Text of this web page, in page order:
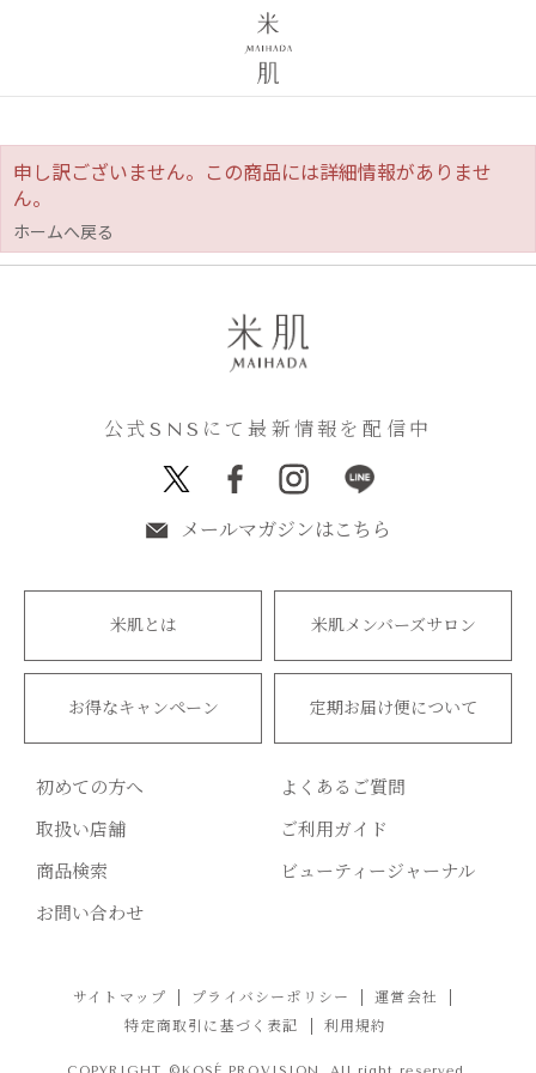
申し訳ございません。この商品には詳細情報がありませ
ん。
ホームへ戻る
公式SNSにて最新情報を配信中
メールマガジンはこちら
米肌とは 米肌メンバーズサロン
お得なキャンペーン 定期お届け便について
初めての方へ
よくあるご質問
取扱い店舗
ご利用ガイド
商品検索
ビューティージャーナル
お問い合わせ
サイトマップ プライバシーポリシー
運営会社
特定商取引に基づく表記
利用規約